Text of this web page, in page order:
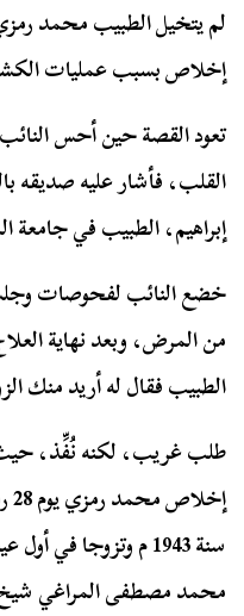
لم يتخيل الطبيب محمد رمزي
إخلاص بسبب عمليات
تعود القصة حين أحس
القلب، فأشار عليه صديقه
إبراهيم، الطبيب في جامعة
خضع النائب لفحوصات
من المرض، وبعد نهاية
الطبيب فقال له أريد منك
طلب غريب، لكنه نُفِّذ،
سنة 1943 م وتزوجا في
محمد مصطفى المراغي شيخ